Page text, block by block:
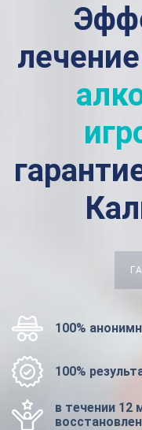
лечение
100%
100%
в течении 12